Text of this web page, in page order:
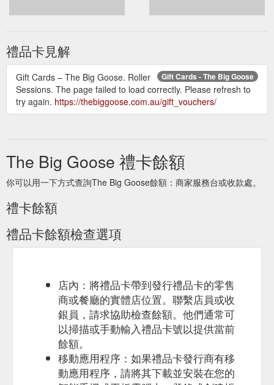
禮品卡見解
Gift Cards - The Big Goose
Gift Cards – The Big Goose. Roller
Sessions. The page failed to load correctly. Please refresh to
try again. https://thebiggoose.com.au/gift_vouchers/
The Big Goose 禮卡餘額
你可以用一下方式查詢The Big Goose餘額：商家服務台或收款處。
禮卡餘額
禮品卡餘額檢查選項
店內：將禮品卡帶到發行禮品卡的零售
商或餐廳的實體店位置。聯繫店員或收
銀員，請求協助檢查餘額。他們通常可
以掃描或手動輸入禮品卡號以提供當前
餘額。
移動應用程序：如果禮品卡發行商有移
動應用程序，請將其下載並安裝在您的